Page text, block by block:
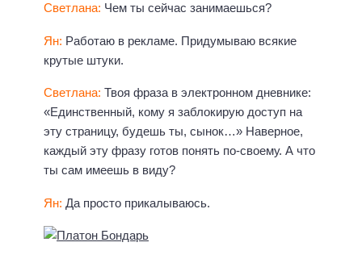
Светлана: Чем ты сейчас занимаешься?
Ян: Работаю в рекламе. Придумываю всякие
крутые штуки.
Светлана: Твоя фраза в электронном дневнике:
«Единственный, кому я заблокирую доступ на
эту страницу, будешь ты, сынок…» Наверное,
каждый эту фразу готов понять по-своему. А что
ты сам имеешь в виду?
Ян: Да просто прикалываюсь.